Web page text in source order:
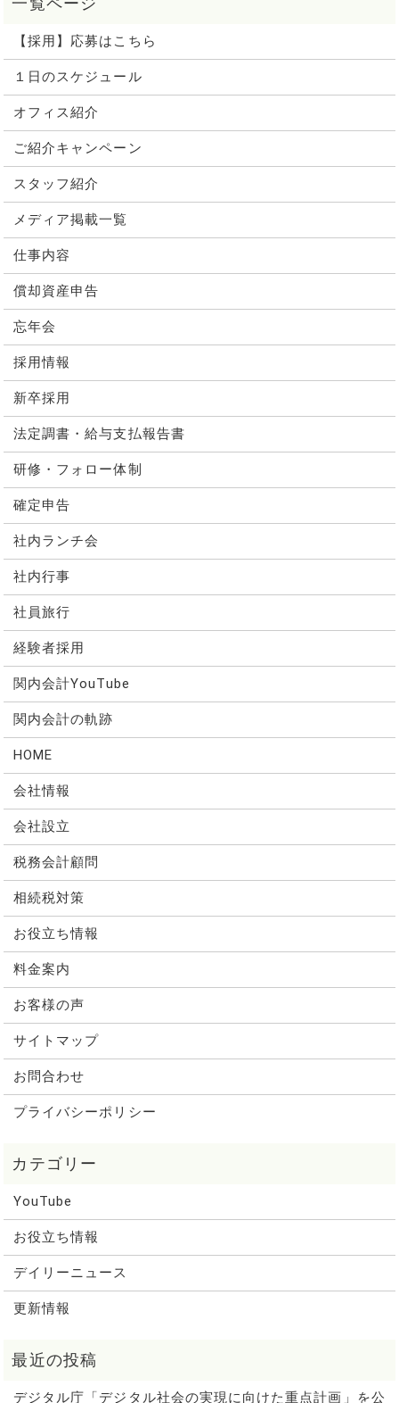
【採用】応募はこちら
１日のスケジュール
オフィス紹介
ご紹介キャンペーン
スタッフ紹介
メディア掲載一覧
仕事内容
償却資産申告
忘年会
採用情報
新卒採用
法定調書・給与支払報告書
研修・フォロー体制
確定申告
社内ランチ会
社内行事
社員旅行
経験者採用
関内会計YouTube
関内会計の軌跡
HOME
会社情報
会社設立
税務会計顧問
相続税対策
お役立ち情報
料金案内
お客様の声
サイトマップ
お問合わせ
プライバシーポリシー
YouTube
お役立ち情報
デイリーニュース
更新情報
デジタル庁「デジタル社会の実現に向けた重点計画」を公